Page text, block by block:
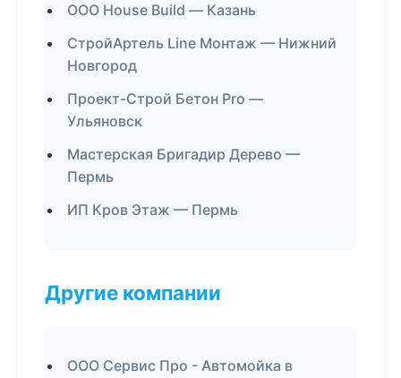
ООО House Build — Казань
СтройАртель Line Монтаж — Нижний
Новгород
Проект-Строй Бетон Pro —
Ульяновск
Мастерская Бригадир Дерево —
Пермь
ИП Кров Этаж — Пермь
Другие компании
ООО Сервис Про - Автомойка в